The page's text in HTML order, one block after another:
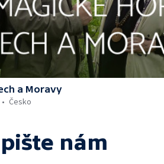
a Moravy
Česko
nám